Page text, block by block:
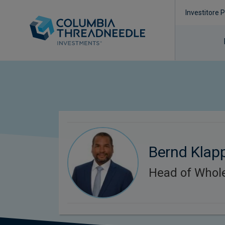
Investitore
Bernd
Head of